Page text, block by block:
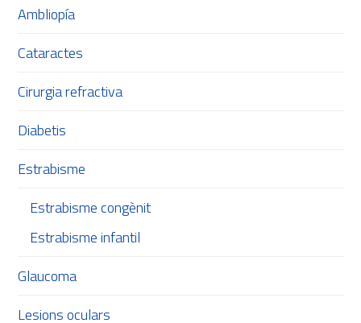
Ambliopía
Cataractes
Cirurgia refractiva
Diabetis
Estrabisme
Estrabisme congènit
Estrabisme infantil
Glaucoma
Lesions oculars